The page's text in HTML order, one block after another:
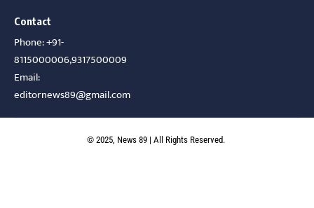
Contact
Phone: +91-
8115000006,9317500009
Email:
editornews89@gmail.com
© 2025, News 89 | All Rights Reserved.